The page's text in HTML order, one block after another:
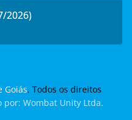
2026)
Goiás. Todos os direitos